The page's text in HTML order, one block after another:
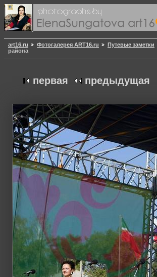
art16.ru Фотогалерея ART16.ru Путевые заметки
района
первая предыдущая